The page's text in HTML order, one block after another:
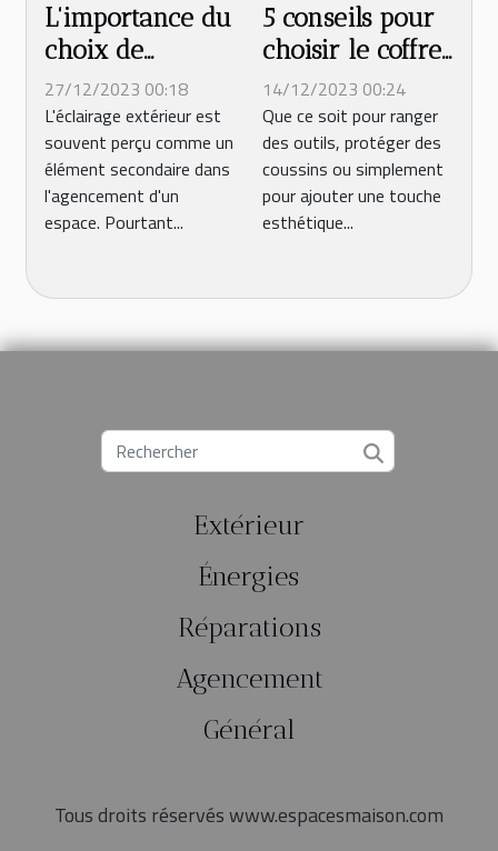
L'importance du
choix de
l'éclairage dans
l'agencement
d'un espace
extérieur
27/12/2023 00:18
L'éclairage extérieur est
souvent perçu comme un
élément secondaire dans
l'agencement d'un
espace. Pourtant...
5 conseils pour
choisir le coffre
en bois
extérieur idéal
pour votre
jardin
14/12/2023 00:24
Que ce soit pour ranger
des outils, protéger des
coussins ou simplement
pour ajouter une touche
esthétique...
Extérieur
Énergies
Réparations
Agencement
Général
Tous droits réservés www.espacesmaison.com